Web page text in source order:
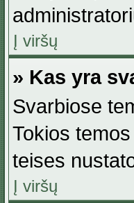
Į viršų
» Kas yra
Svarbiose
Tokios
teises
Į viršų